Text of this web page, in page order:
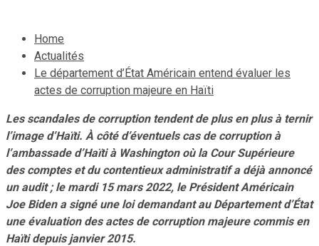
Home
Actualités
Le département d’État Américain entend évaluer les
actes de corruption majeure en Haïti
Les scandales de corruption tendent de plus en plus à ternir
l’image d’Haïti. À côté d’éventuels cas de corruption à
l’ambassade d’Haïti à Washington où la Cour Supérieure
des comptes et du contentieux administratif a déjà annoncé
un audit ; le mardi 15 mars 2022, le Président Américain
Joe Biden a signé une loi demandant au Département d’État
une évaluation des actes de corruption majeure commis en
Haïti depuis janvier 2015.